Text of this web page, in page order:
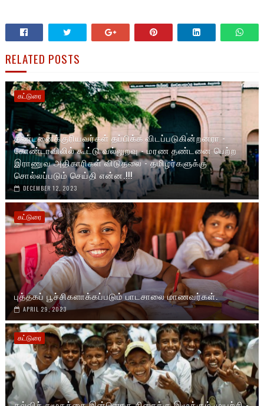
RELATED POSTS
கட்டுரை
தண்டனைக்குரியவர்கள் தப்பிக்க விடப்படுகின்றனரா -
கோண்டாவிலில் கூட்டு வல்லுறவு - மரண தண்டனை பெற்ற
இராணுவ அதிகாரிகள் விடுதலை - தமிழர்களுக்கு
சொல்லப்படும் செய்தி என்ன.!!!
DECEMBER 12, 2023
கட்டுரை
புத்தகப் பூச்சிகளாக்கப்படும் பாடசாலை மாணவர்கள்.
APRIL 29, 2023
கட்டுரை